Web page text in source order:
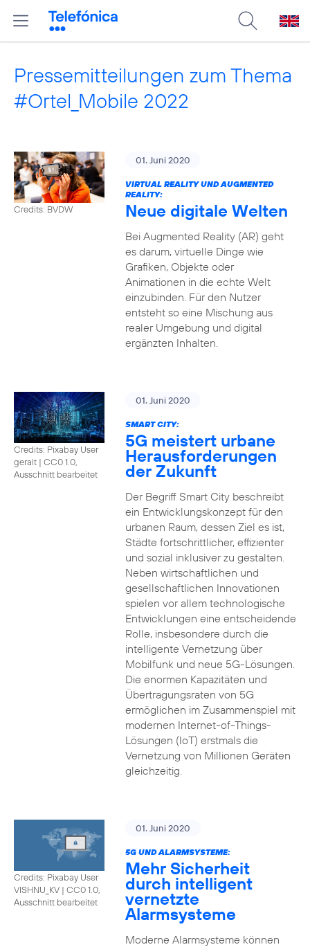
Pressemitteilungen zum Thema
#Ortel_Mobile 2022
Credits: BVDW
01. Juni 2020
VIRTUAL REALITY UND AUGMENTED
REALITY:
Neue digitale Welten
Bei Augmented Reality (AR) geht
es darum, virtuelle Dinge wie
Grafiken, Objekte oder
Animationen in die echte Welt
einzubinden. Für den Nutzer
entsteht so eine Mischung aus
realer Umgebung und digital
ergänzten Inhalten.
Credits: Pixabay User
geralt | CC0 1.0,
Ausschnitt bearbeitet
01. Juni 2020
SMART CITY:
5G meistert urbane
Herausforderungen
der Zukunft
Der Begriff Smart City beschreibt
ein Entwicklungskonzept für den
urbanen Raum, dessen Ziel es ist,
Städte fortschrittlicher, effizienter
und sozial inklusiver zu gestalten.
Neben wirtschaftlichen und
gesellschaftlichen Innovationen
spielen vor allem technologische
Entwicklungen eine entscheidende
Rolle, insbesondere durch die
intelligente Vernetzung über
Mobilfunk und neue 5G-Lösungen.
Die enormen Kapazitäten und
Übertragungsraten von 5G
ermöglichen im Zusammenspiel mit
modernen Internet-of-Things-
Lösungen (IoT) erstmals die
Vernetzung von Millionen Geräten
gleichzeitig.
Credits: Pixabay User
VISHNU_KV | CC0 1.0,
Ausschnitt bearbeitet
01. Juni 2020
5G UND ALARMSYSTEME:
Mehr Sicherheit
durch intelligent
vernetzte
Alarmsysteme
Moderne Alarmsysteme können